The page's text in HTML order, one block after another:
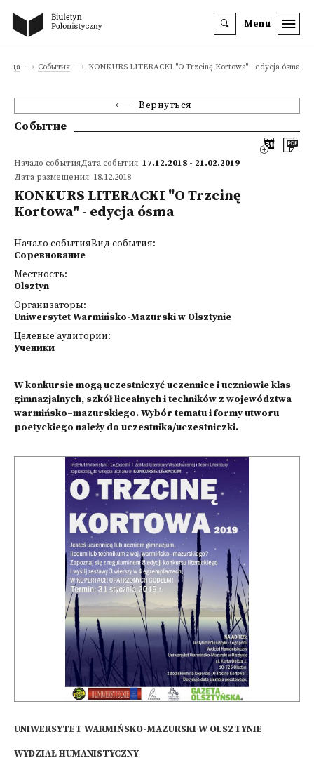
Menu
События KONKURS LITERACKI "O Trzcinę Kortowa" - edycja ósma
Вернуться
Событие
Начало событияДата события: 17.12.2018 - 21.02.2019
Дата размещения: 18.12.2018
KONKURS LITERACKI "O Trzcinę
Kortowa" - edycja ósma
Начало событияВид события:
Соревнование
Местность:
Olsztyn
Организаторы:
Uniwersytet Warmińsko-Mazurski w Olsztynie
Целевые аудитории:
Ученики
W konkursie mogą uczestniczyć uczennice i uczniowie klas
gimnazjalnych, szkół licealnych i techników z województwa
warmińsko–mazurskiego. Wybór tematu i formy utworu
poetyckiego należy do uczestnika/uczestniczki.
UNIWERSYTET WARMIŃSKO-MAZURSKI W OLSZTYNIE
WYDZIAŁ HUMANISTYCZNY